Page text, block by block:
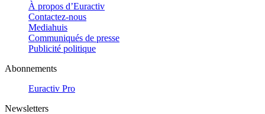
À propos d’Euractiv
Contactez-nous
Mediahuis
Communiqués de presse
Publicité politique
Abonnements
Euractiv Pro
Newsletters